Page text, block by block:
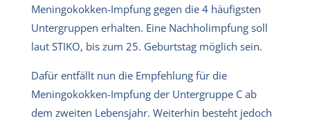
Meningokokken-Impfung gegen die 4 häufigsten
Untergruppen erhalten. Eine Nachholimpfung soll
laut STIKO, bis zum 25. Geburtstag möglich sein.
Dafür entfällt nun die Empfehlung für die
Meningokokken-Impfung der Untergruppe C ab
dem zweiten Lebensjahr. Weiterhin besteht jedoch